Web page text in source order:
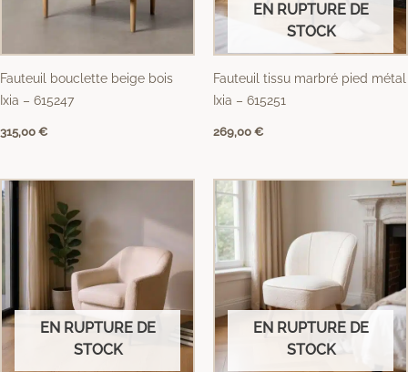
Fauteuil bouclette beige bois
Ixia – 615247
315,00 €
EN RUPTURE DE
STOCK
Fauteuil tissu marbré pied métal
Ixia – 615251
269,00 €
EN RUPTURE DE
STOCK
EN RUPTURE DE
STOCK